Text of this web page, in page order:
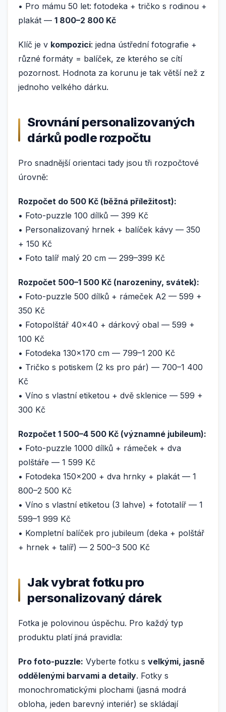
• Pro mámu 50 let: fotodeka + tričko s rodinou +
plakát — 1 800–2 800 Kč
Klíč je v kompozici: jedna ústřední fotografie +
různé formáty = balíček, ze kterého se cítí
pozornost. Hodnota za korunu je tak větší než z
jednoho velkého dárku.
Srovnání personalizovaných
dárků podle rozpočtu
Pro snadnější orientaci tady jsou tři rozpočtové
úrovně:
Rozpočet do 500 Kč (běžná příležitost):
• Foto-puzzle 100 dílků — 399 Kč
• Personalizovaný hrnek + balíček kávy — 350
+ 150 Kč
• Foto talíř malý 20 cm — 299–399 Kč
Rozpočet 500–1 500 Kč (narozeniny, svátek):
• Foto-puzzle 500 dílků + rámeček A2 — 599 +
350 Kč
• Fotopolštář 40×40 + dárkový obal — 599 +
100 Kč
• Fotodeka 130×170 cm — 799–1 200 Kč
• Tričko s potiskem (2 ks pro pár) — 700–1 400
Kč
• Víno s vlastní etiketou + dvě sklenice — 599 +
300 Kč
Rozpočet 1 500–4 500 Kč (významné jubileum):
• Foto-puzzle 1000 dílků + rámeček + dva
polštáře — 1 599 Kč
• Fotodeka 150×200 + dva hrnky + plakát — 1
800–2 500 Kč
• Víno s vlastní etiketou (3 lahve) + fototalíř — 1
599–1 999 Kč
• Kompletní balíček pro jubileum (deka + polštář
+ hrnek + talíř) — 2 500–3 500 Kč
Jak vybrat fotku pro
personalizovaný dárek
Fotka je polovinou úspěchu. Pro každý typ
produktu platí jiná pravidla:
Pro foto-puzzle: Vyberte fotku s velkými, jasně
oddělenými barvami a detaily. Fotky s
monochromatickými plochami (jasná modrá
obloha, jeden barevný interiér) se skládají